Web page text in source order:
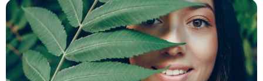
неравнодушие! Она самая лучшая!»